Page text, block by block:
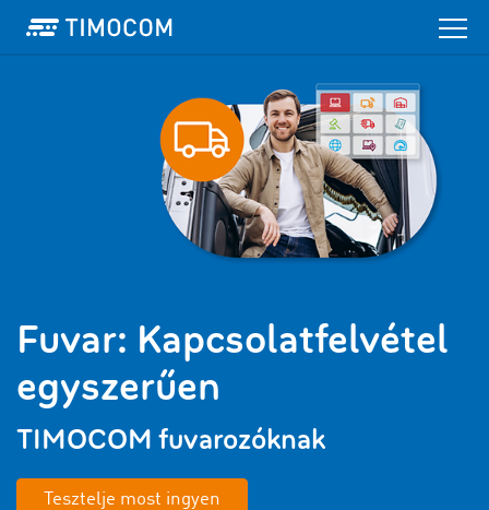
Fuvar: Kapcsolatfelvétel
egyszerűen
TIMOCOM fuvarozóknak
Tesztelje most ingyen